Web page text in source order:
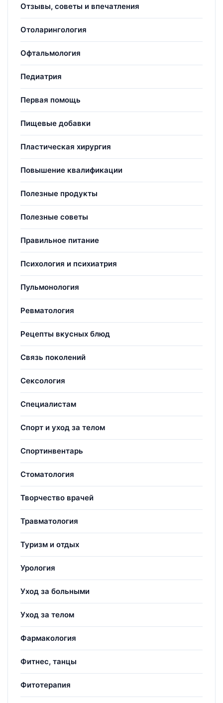
Отзывы, советы и впечатления
Отоларингология
Офтальмология
Педиатрия
Первая помощь
Пищевые добавки
Пластическая хирургия
Повышение квалификации
Полезные продукты
Полезные советы
Правильное питание
Психология и психиатрия
Пульмонология
Ревматология
Рецепты вкусных блюд
Связь поколений
Сексология
Специалистам
Спорт и уход за телом
Спортинвентарь
Стоматология
Творчество врачей
Травматология
Туризм и отдых
Урология
Уход за больными
Уход за телом
Фармакология
Фитнес, танцы
Фитотерапия